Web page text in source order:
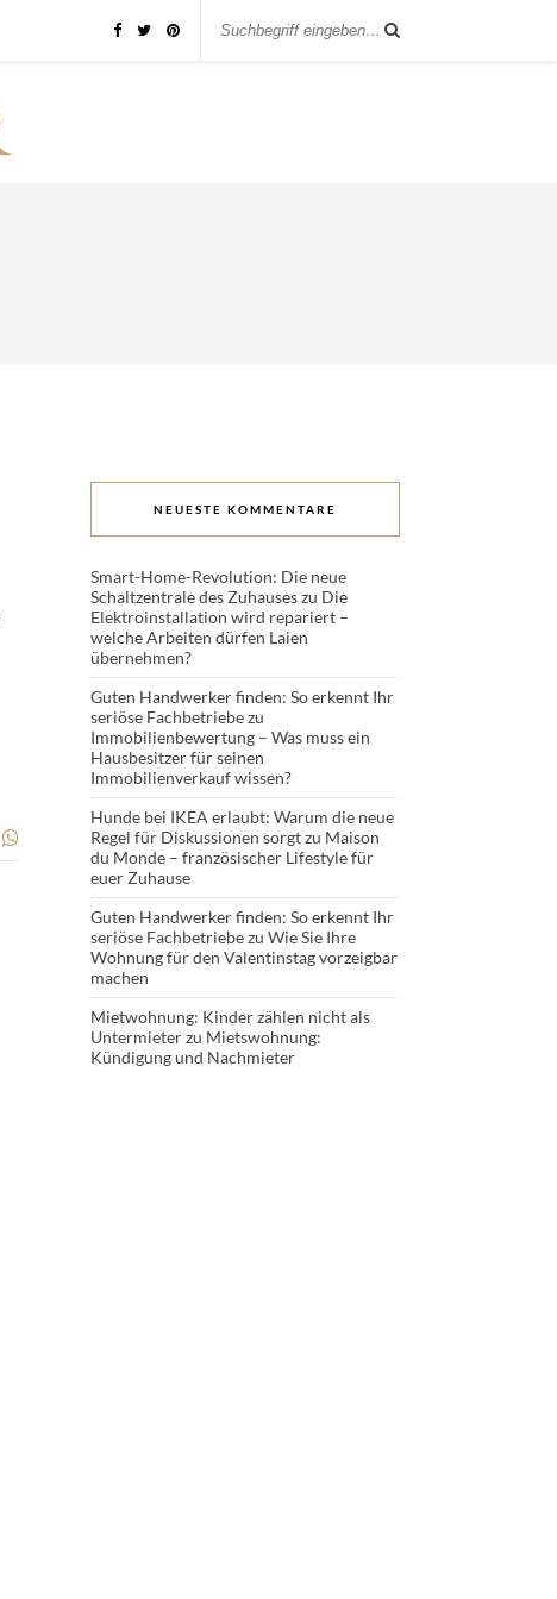
NEUESTE KOMMENTARE
Smart-Home-Revolution: Die neue
Schaltzentrale des Zuhauseszu Die
Elektroinstallation wird repariert –
welche Arbeiten dürfen Laien
übernehmen?
Guten Handwerker finden: So erkennt Ihr
seriöse Fachbetriebezu
Immobilienbewertung – Was muss ein
Hausbesitzer für seinen
Immobilienverkauf wissen?
Hunde bei IKEA erlaubt: Warum die neue
Regel für Diskussionen sorgtzu Maison
du Monde – französischer Lifestyle für
euer Zuhause
Guten Handwerker finden: So erkennt Ihr
seriöse Fachbetriebezu Wie Sie Ihre
Wohnung für den Valentinstag vorzeigbar
machen
Mietwohnung: Kinder zählen nicht als
Untermieterzu Mietswohnung:
Kündigung und Nachmieter